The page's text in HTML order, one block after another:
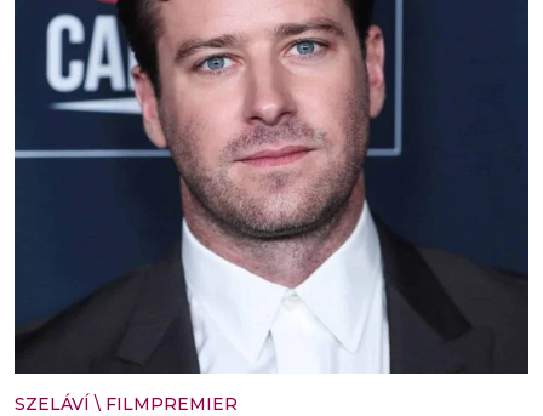
SZELÁVÍ \ FILMPREMIER